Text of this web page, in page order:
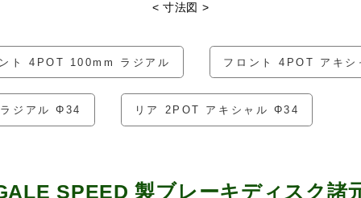
< 寸法図 >
ト 4POT 100mm ラジアル フロント 4POT アキシ
ジアル Φ34 リア 2POT アキシャル Φ34
SPEED 製ブレーキディスク諸